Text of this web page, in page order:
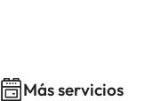
Más servicios